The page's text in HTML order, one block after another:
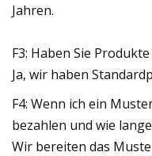
Jahren.
F3: Haben Sie
Ja, wir haben
F4: Wenn ich ein
bezahlen und wie
Wir bereiten das